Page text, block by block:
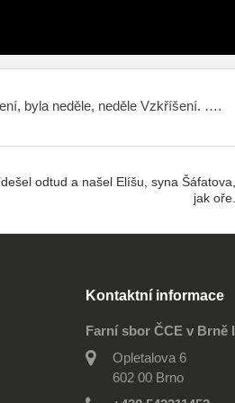
byla neděle, neděle Vzkříšení. ….
odtud a našel Elíšu, syna Šáfatova,
jak oře.
Kontaktní informace
Farní sbor ČCE v Brně I
Opletalova 6
602 00 Brno